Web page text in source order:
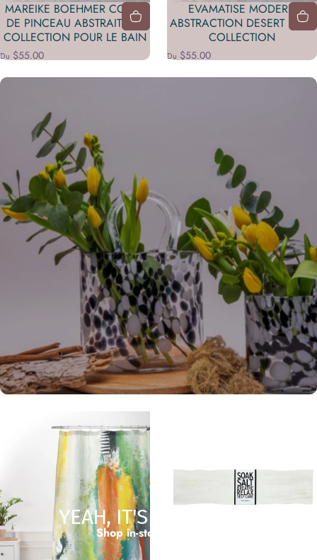
MAREIKE BOEHMER COUPS
DE PINCEAU ABSTRAITS 42
COLLECTION POUR LE BAIN
Du $55.00
YEAH, IT'S THAT GOOD
Shop in-store exclusives
EVAMATISE MODERN
ABSTRACTION DESERT BATH
COLLECTION
Du $55.00